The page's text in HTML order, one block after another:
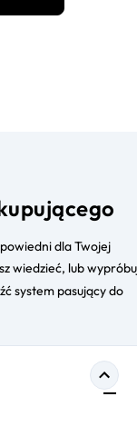
dla Twojej
wiedzieć, lub
system pasujący do